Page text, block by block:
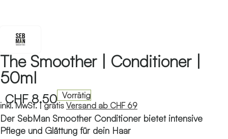
The Smoother | Conditioner |
50ml
CHF8.50 Vorrätig
inkl. MwSt. |gratis Versand ab CHF 69
Der SebMan Smoother Conditioner bietet intensive
Pflege und Glättung für dein Haar